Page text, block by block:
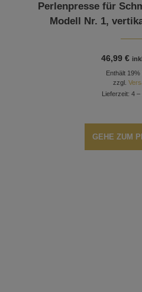
Perlenpresse für
Modell Nr. 1,
46,99€
Enthält 19%
zzgl.
Lieferzeit: 4
GEHE ZUM